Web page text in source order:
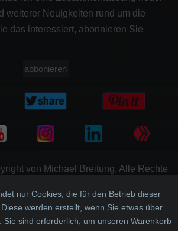
weiterer Neuigkeiten rund um die
das interessiert, abonnieren Sie
abbonieren
von Michael Breitung. Alle Rechte
Impressum
Datenschutzerklärung
nur Cookies, die für den Betrieb dieser
werden erstellt, wenn Sie etwas über
Sie sind erforderlich, um unseren Warenkorb